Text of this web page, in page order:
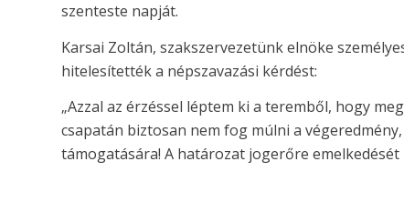
szenteste napját.
Karsai Zoltán, szakszervezetünk elnöke
hitelesítették a népszavazási kérdést:
„Azzal az érzéssel léptem ki a teremből, hogy
csapatán biztosan nem fog múlni a
támogatására! A határozat jogerőre